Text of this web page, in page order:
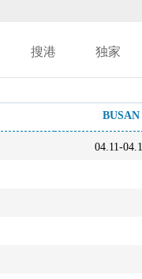
搜港 独家
BUSAN
04.11-